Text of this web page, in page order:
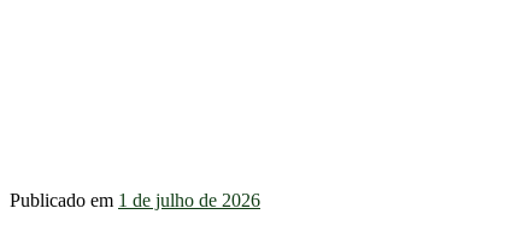
Publicado em 1 de julho de 2026